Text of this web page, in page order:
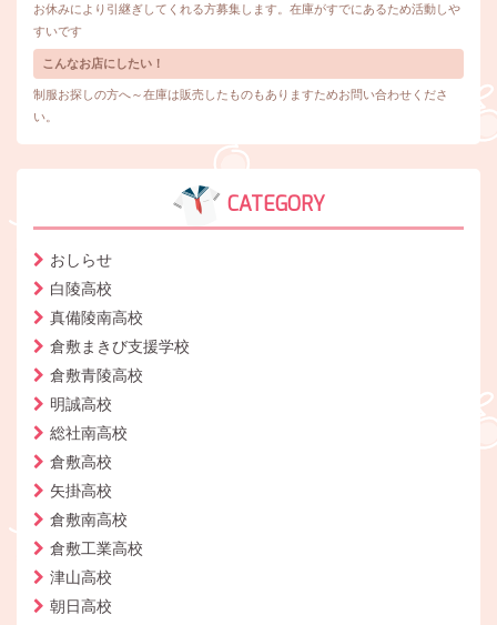
お休みにより引継ぎしてくれる方募集します。在庫がすでにあるため活動しや
すいです
こんなお店にしたい！
制服お探しの方へ～在庫は販売したものもありますためお問い合わせくださ
い。
CATEGORY
おしらせ
白陵高校
真備陵南高校
倉敷まきび支援学校
倉敷青陵高校
明誠高校
総社南高校
倉敷高校
矢掛高校
倉敷南高校
倉敷工業高校
津山高校
朝日高校